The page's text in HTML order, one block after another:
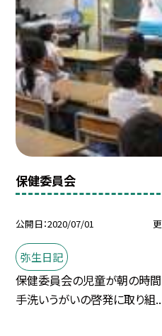
保健委員会
公開日 2020/07/01
弥生日記
保健委員会の児童が朝の時間
手洗いうがいの啓発に取り組